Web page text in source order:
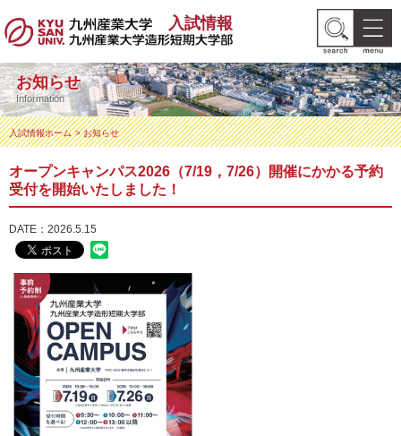
入試情報
お知らせ
Information
入試情報ホーム お知らせ
オープンキャンパス2026（7/19，7/26）開催にかかる予約
受付を開始いたしました！
DATE：2026.5.15